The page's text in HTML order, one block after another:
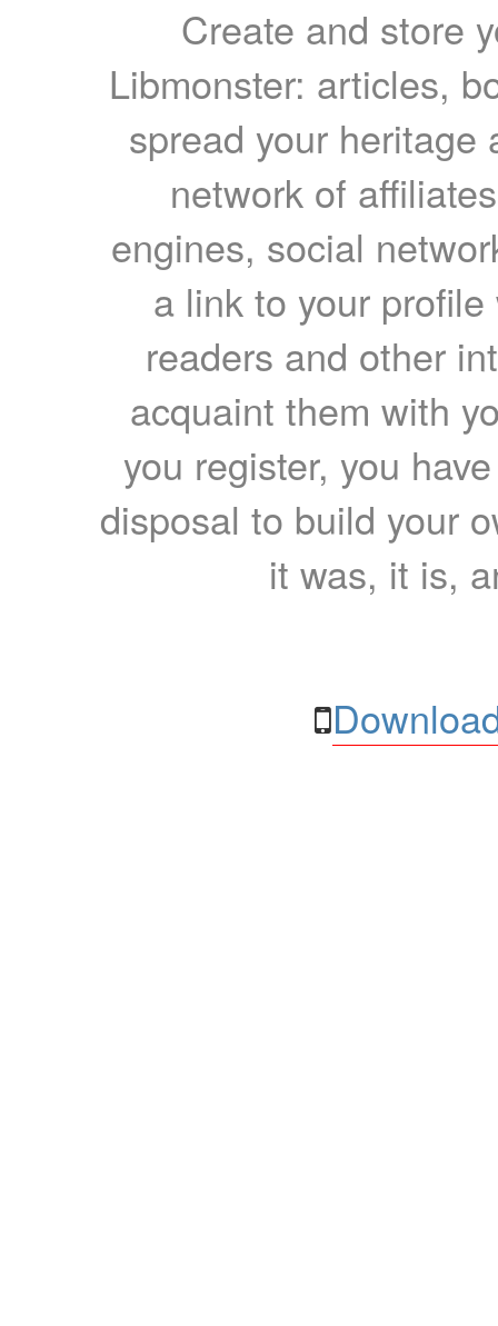
Create and store
Libmonster: articles,
spread your heritage
network of
engines, social
a link to your
readers and other
acquaint them with
you register, you
disposal to build your
it was, it is,